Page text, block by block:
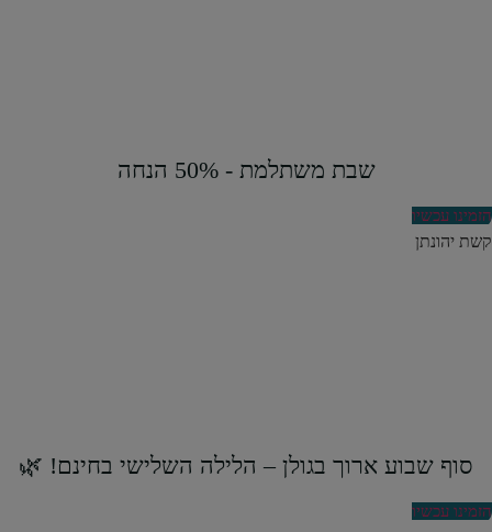
שבת משתלמת - 50% הנחה
הזמינו עכשיו
קשת יהונתן
סוף שבוע ארוך בגולן – הלילה השלישי בחינם! 🌿
הזמינו עכשיו